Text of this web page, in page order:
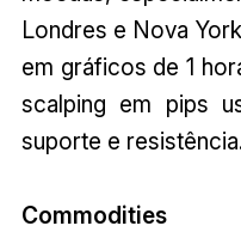
Londres e Nova
em gráficos de 1
scalping em pips
suporte e
Commodities